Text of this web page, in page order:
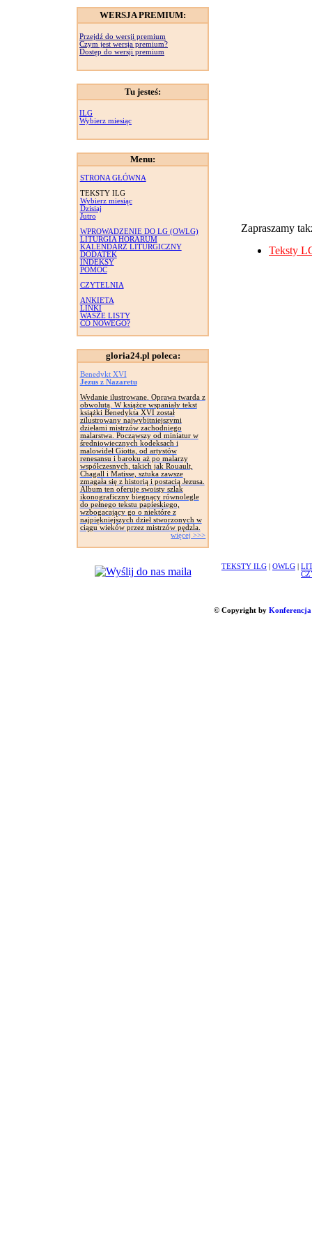
WERSJA PREMIUM:
Przejdź do wersji premium
Czym jest wersja premium?
Dostęp do wersji premium
Tu jesteś:
ILG
Wybierz miesiąc
Menu:
STRONA GŁÓWNA
TEKSTY ILG
Wybierz miesiąc
Dzisiaj
Jutro
WPROWADZENIE DO LG (OWLG)
LITURGIA HORARUM
KALENDARZ LITURGICZNY
DODATEK
INDEKSY
POMOC
CZYTELNIA
ANKIETA
LINKI
WASZE LISTY
CO NOWEGO?
gloria24.pl poleca:
Benedykt XVI
Jezus z Nazaretu
Wydanie ilustrowane. Oprawa twarda z
obwolutą. W książce wspaniały tekst
książki Benedykta XVI został
zilustrowany najwybitniejszymi
dziełami mistrzów zachodniego
malarstwa. Począwszy od miniatur w
średniowiecznych kodeksach i
malowideł Giotta, od artystów
renesansu i baroku aż po malarzy
współczesnych, takich jak Rouault,
Chagall i Matisse, sztuka zawsze
zmagała się z historią i postacią Jezusa.
Album ten oferuje swoisty szlak
ikonograficzny biegnący równolegle
do pełnego tekstu papieskiego,
wzbogacający go o niektóre z
najpiękniejszych dzieł stworzonych w
ciągu wieków przez mistrzów pędzla.
więcej >>>
Zapraszamy
Teksty
TEKSTY ILG OWLG
© Copyright by Konferencja